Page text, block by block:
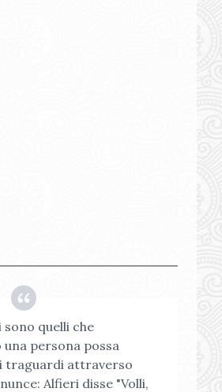
quelli che
persona possa
traguardi attraverso
Alfieri disse "Volli,